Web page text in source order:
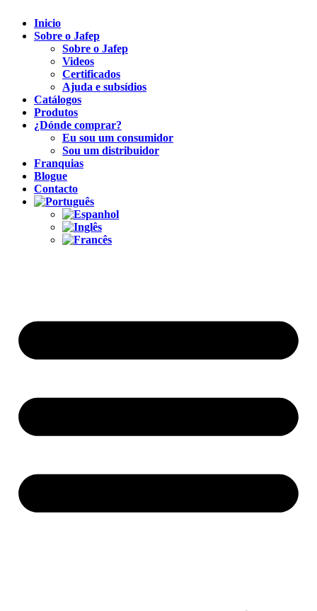
Inicio
Sobre o Jafep
Sobre o Jafep
Videos
Certificados
Ajuda e subsídios
Catálogos
Produtos
¿Dónde comprar?
Eu sou um consumidor
Sou um distribuidor
Franquias
Blogue
Contacto